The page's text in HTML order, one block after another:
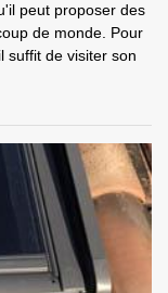
peut proposer des
de monde. Pour
suffit de visiter son